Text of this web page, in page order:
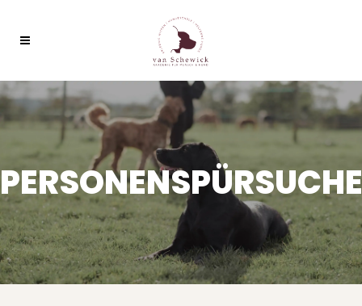
PERSONENSPÜRSUCHE